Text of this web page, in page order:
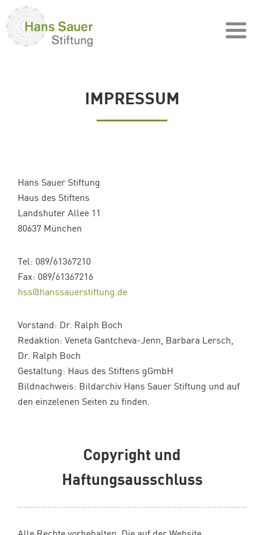
IMPRESSUM
Hans Sauer Stiftung
Haus des Stiftens
Landshuter Allee 11
80637 München
Tel: 089/61367210
Fax: 089/61367216
hss@hanssauerstiftung.de
Vorstand: Dr. Ralph Boch
Redaktion: Veneta Gantcheva-Jenn, Barbara Lersch,
Dr. Ralph Boch
Gestaltung: Haus des Stiftens gGmbH
Bildnachweis: Bildarchiv Hans Sauer Stiftung und auf
den einzelenen Seiten zu finden.
Copyright und
Haftungsausschluss